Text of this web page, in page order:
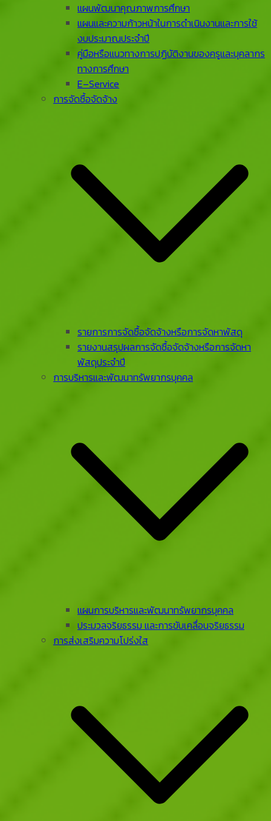
แผนพัฒนาคุณภาพการศึกษา
แผนและความก้าวหน้าในการดําเนินงานและการใช้
งบประมาณประจําปี
คู่มือหรือแนวทางการปฏิบัติงานของครูและบุคลากร
ทางการศึกษา
E–Service
การจัดซื้อจัดจ้าง
รายการการจัดซื้อจัดจ้างหรือการจัดหาพัสดุ
รายงานสรุปผลการจัดซื้อจัดจ้างหรือการจัดหา
พัสดุประจําปี
การบริหารและพัฒนาทรัพยากรบุคคล
แผนการบริหารและพัฒนาทรัพยากรบุคคล
ประมวลจริยธรรม และการขับเคลื่อนจริยธรรม
การส่งเสริมความโปร่งใส